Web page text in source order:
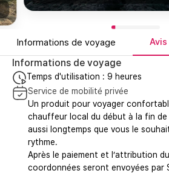
Informations de voyage Avis
Informations de voyage
Temps d'utilisation : 9 heures
Service de mobilité privée
Un produit pour voyager
chauffeur local du début à la fin
aussi longtemps que vous le
rythme.
Après le paiement et l’attribution
coordonnées seront envoyées par